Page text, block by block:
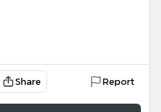
Share Report